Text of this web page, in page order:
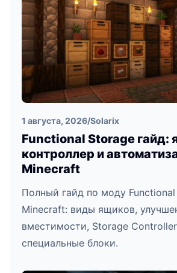
1 августа, 2026/Solarix
Functional Storage гайд:
контроллер и
Minecraft
Полный гайд по моду
Minecraft: виды ящиков,
вместимости, Storage
специальные блоки.